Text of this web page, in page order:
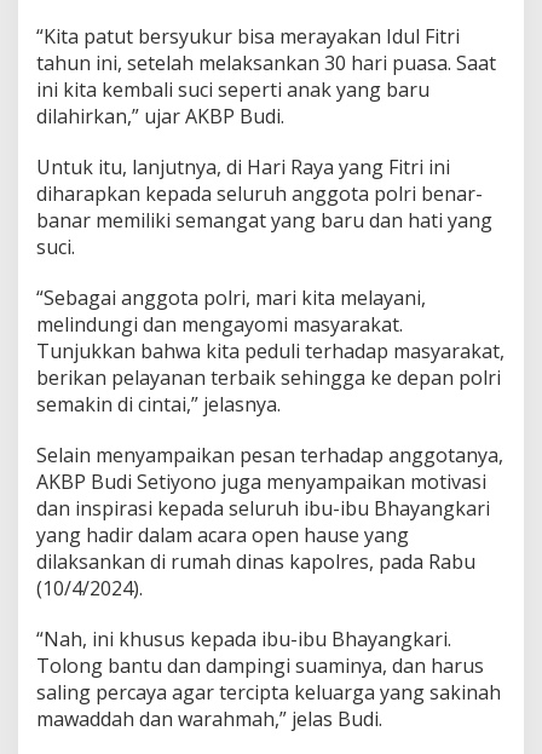
“Kita patut bersyukur bisa merayakan Idul Fitri
tahun ini, setelah melaksankan 30 hari puasa. Saat
ini kita kembali suci seperti anak yang baru
dilahirkan,” ujar AKBP Budi.
Untuk itu, lanjutnya, di Hari Raya yang Fitri ini
diharapkan kepada seluruh anggota polri benar-
banar memiliki semangat yang baru dan hati yang
suci.
“Sebagai anggota polri, mari kita melayani,
melindungi dan mengayomi masyarakat.
Tunjukkan bahwa kita peduli terhadap masyarakat,
berikan pelayanan terbaik sehingga ke depan polri
semakin di cintai,” jelasnya.
Selain menyampaikan pesan terhadap anggotanya,
AKBP Budi Setiyono juga menyampaikan motivasi
dan inspirasi kepada seluruh ibu-ibu Bhayangkari
yang hadir dalam acara open hause yang
dilaksankan di rumah dinas kapolres, pada Rabu
(10/4/2024).
“Nah, ini khusus kepada ibu-ibu Bhayangkari.
Tolong bantu dan dampingi suaminya, dan harus
saling percaya agar tercipta keluarga yang sakinah
mawaddah dan warahmah,” jelas Budi.